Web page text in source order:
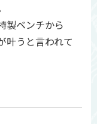
製ベンチから
叶うと言われて